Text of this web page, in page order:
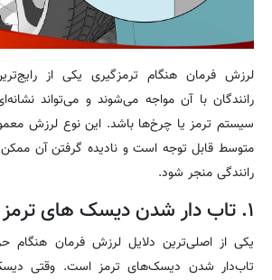
لرزش فرمان هنگام ترمزگیری یکی از
رانندگان با آن مواجه می‌شوند و می‌تواند
سیستم ترمز یا چرخ‌ها باشد. این نوع لرزش
متوسط قابل توجه است و نادیده گرفتن آن
رانندگی منجر شود.
۱. تاب دار شدن دیسک های ترمز
یکی از اصلی‌ترین دلایل لرزش فرمان هنگام
تاب‌دار شدن دیسک‌های ترمز است. وقتی